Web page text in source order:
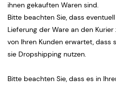
ihnen gekauften Waren sind.
Bitte beachten Sie, dass
Lieferung der Ware an den
von Ihren Kunden erwartet, dass
sie Dropshipping nutzen.
Bitte beachten Sie, dass es in